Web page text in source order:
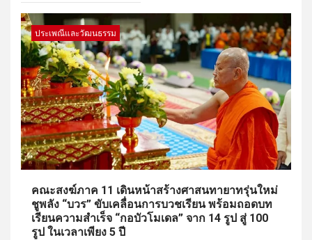
ประเพณีและวัฒนธรรม
คณะสงฆ์ภาค 11 เดินหน้าสร้างศาสนทายาทรุ่นใหม่
ชูพลัง “บวร” ขับเคลื่อนการบวชเรียน พร้อมถอดบท
เรียนความสำเร็จ “กอบัวโมเดล” จาก 14 รูป สู่ 100
รูป ในเวลาเพียง 5 ปี